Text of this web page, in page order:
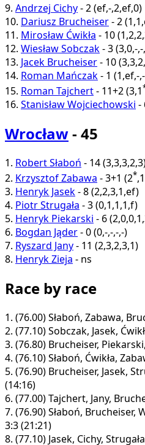
9. Andrzej Cichy-2(ef,-,2,ef,0)
10. Dariusz Brucheiser-2(1,1,
11. Mirosław Ćwikła - 10(1,2,2,
12. Wiesław Sobczak-3(3,0,-,-,
13. Jacek Brucheiser- 10(3,3,2,
14. Roman Mańczak- 1 (1,ef,-,-
15. Roman Tajchert- 11+2(3,1
16. Stanisław Wojciechowski -
Wrocław- 45
1. Robert Słaboń - 14(3,3,3,2,3
2. Krzysztof Zabawa -3+1 (2*,1
3. Henryk Jasek-8(2,2,3,1,ef)
4. Piotr Strugała -3(0,1,1,1,f)
5. Henryk Piekarski - 6(2,0,0,1,
6. Bogdan Jąder-0(0,-,-,-,-)
7. Ryszard Jany- 11 (2,3,2,3,1)
8. Henryk Zieja - ns
Race by race
1. (76.00)Słaboń, Zabawa,
2. (77.10)Sobczak, Jasek,
3. (76.80) Brucheiser,
4. (76.10)Słaboń, Ćwikła,
5. (76.90) Brucheiser, Jasek,
(14:16)
6. (77.00)Tajchert, Jany,
7. (76.90)Słaboń, Brucheiser,
3:3 (21:21)
8. (77.10) Jasek, Cichy,